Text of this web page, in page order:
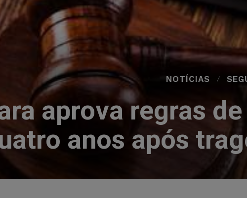
NOTÍCIAS
aprova regras
anos após